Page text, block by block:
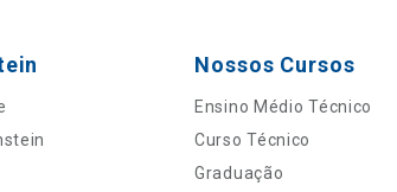
Nossos Cursos
Ensino Médio Técnico
Curso Técnico
Graduação